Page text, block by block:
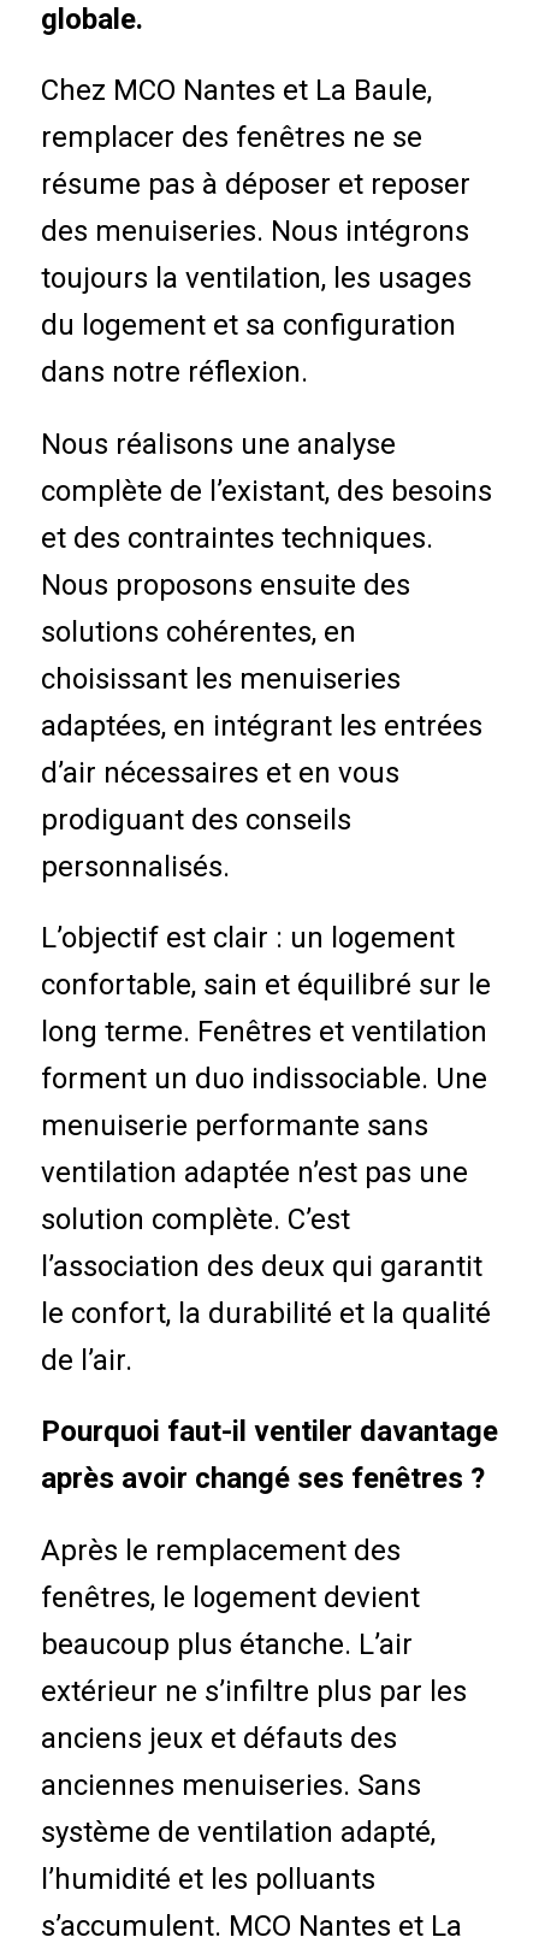
globale.
Chez MCO Nantes et La Baule,
remplacer des fenêtres ne se
résume pas à déposer et reposer
des menuiseries. Nous intégrons
toujours la ventilation, les usages
du logement et sa configuration
dans notre réflexion.
Nous réalisons une analyse
complète de l’existant, des besoins
et des contraintes techniques.
Nous proposons ensuite des
solutions cohérentes, en
choisissant les menuiseries
adaptées, en intégrant les entrées
d’air nécessaires et en vous
prodiguant des conseils
personnalisés.
L’objectif est clair : un logement
confortable, sain et équilibré sur le
long terme. Fenêtres et ventilation
forment un duo indissociable. Une
menuiserie performante sans
ventilation adaptée n’est pas une
solution complète. C’est
l’association des deux qui garantit
le confort, la durabilité et la qualité
de l’air.
Pourquoi faut-il ventiler davantage
après avoir changé ses fenêtres ?
Après le remplacement des
fenêtres, le logement devient
beaucoup plus étanche. L’air
extérieur ne s’infiltre plus par les
anciens jeux et défauts des
anciennes menuiseries. Sans
système de ventilation adapté,
l’humidité et les polluants
s’accumulent. MCO Nantes et La